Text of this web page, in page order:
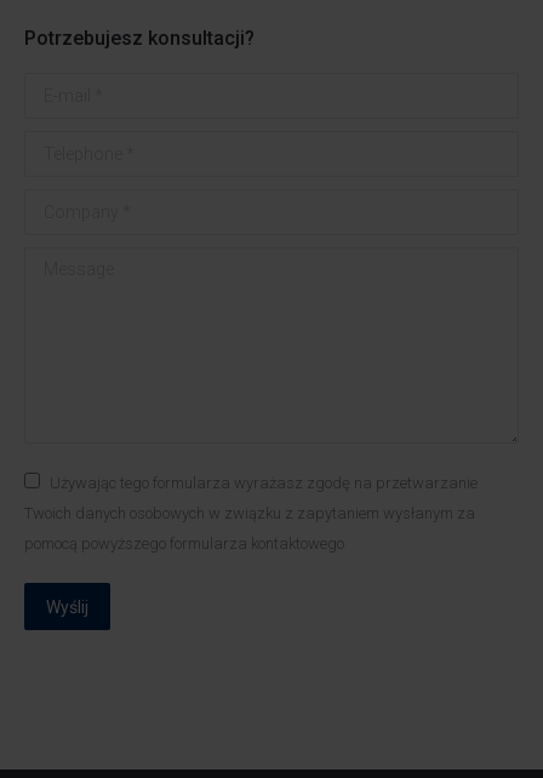
Potrzebujesz konsultacji?
Używając tego formularza wyrażasz zgodę na przetwarzanie
Twoich danych osobowych w związku z zapytaniem wysłanym za
pomocą powyższego formularza kontaktowego
Wyślij